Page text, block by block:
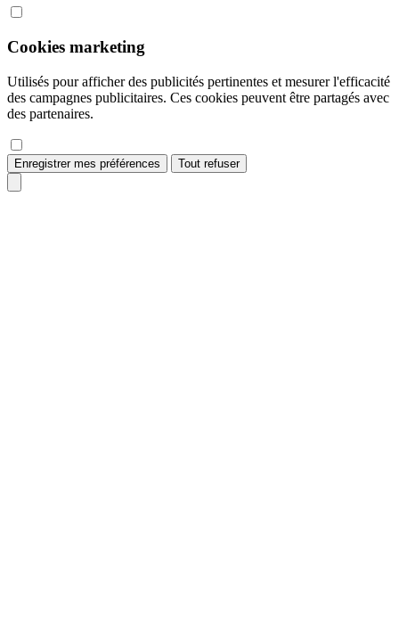
Cookies marketing
Utilisés pour afficher des publicités pertinentes et mesurer l'efficacité
des campagnes publicitaires. Ces cookies peuvent être partagés avec
des partenaires.
Enregistrer mes préférences Tout refuser